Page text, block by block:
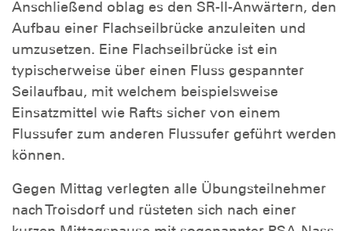
Anschließend oblag es den SR-II-Anwärtern, den
Aufbau einer Flachseilbrücke anzuleiten und
umzusetzen. Eine Flachseilbrücke ist ein
typischerweise über einen Fluss gespannter
Seilaufbau, mit welchem beispielsweise
Einsatzmittel wie Rafts sicher von einem
Flussufer zum anderen Flussufer geführt werden
können.
Gegen Mittag verlegten alle Übungsteilnehmer
nach Troisdorf und rüsteten sich nach einer